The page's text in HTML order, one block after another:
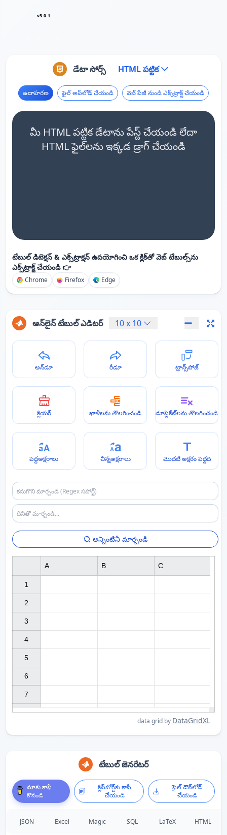
v3.0.1
డేటా సోర్స్ HTML పట్టిక
ఉదాహరణ ఫైల్ అప్‌లోడ్ చేయండి వెబ్ పేజీ నుండి ఎక్స్‌ట్రాక్ట్ చేయండి
మీ HTML పట్టిక డేటాను పేస్ట్ చేయండి లేదా
HTML ఫైల్‌లను ఇక్కడ డ్రాగ్ చేయండి
టేబుల్ డిటెక్షన్ & ఎక్స్‌ట్రాక్షన్ ఉపయోగించి ఒక క్లిక్‌తో వెబ్ టేబుల్స్‌ను
ఎక్స్‌ట్రాక్ట్ చేయండి 👉
Chrome Firefox Edge
ఆన్‌లైన్ టేబుల్ ఎడిటర్ 10x 10
అన్‌డూ రీడూ ట్రాన్స్‌పోజ్
క్లియర్ ఖాళీలను తొలగించండి డూప్లికేట్‌లను తొలగించండి
పెద్దఅక్షరాలు చిన్నఅక్షరాలు మొదటి అక్షరం పెద్దది
అన్నింటినీ మార్చండి
1
2
3
4
5
6
7
A B C
data grid by DataGridXL
టేబుల్ జెనరేటర్
మాకు కాఫీ
కొనండి
క్లిప్‌బోర్డ్‌కు కాపీ
చేయండి
ఫైల్ డౌన్‌లోడ్
చేయండి
JSON Excel Magic SQL LaTeX HTML